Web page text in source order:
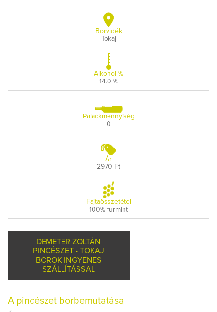
Borvidék
Tokaj
Alkohol %
14.0 %
Palackmennyiség
0
Ár
2970 Ft
Fajtaösszetétel
100% furmint
DEMETER ZOLTÁN
PINCÉSZET - TOKAJ
BOROK INGYENES
SZÁLLÍTÁSSAL
A pincészet borbemutatása